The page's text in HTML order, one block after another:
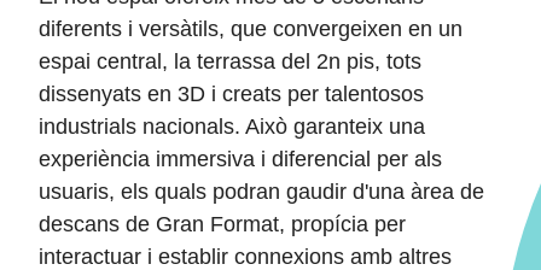
diferents i versàtils, que convergeixen en un
espai central, la terrassa del 2n pis, tots
dissenyats en 3D i creats per talentosos
industrials nacionals. Això garanteix una
experiència immersiva i diferencial per als
usuaris, els quals podran gaudir d'una àrea de
descans de Gran Format, propícia per
interactuar i establir connexions amb altres